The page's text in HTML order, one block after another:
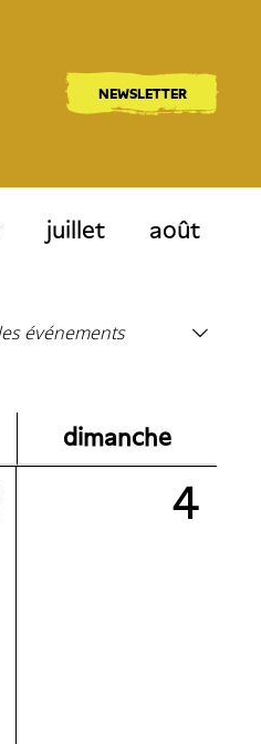
NEWSLETTER
juillet août
dimanche
4